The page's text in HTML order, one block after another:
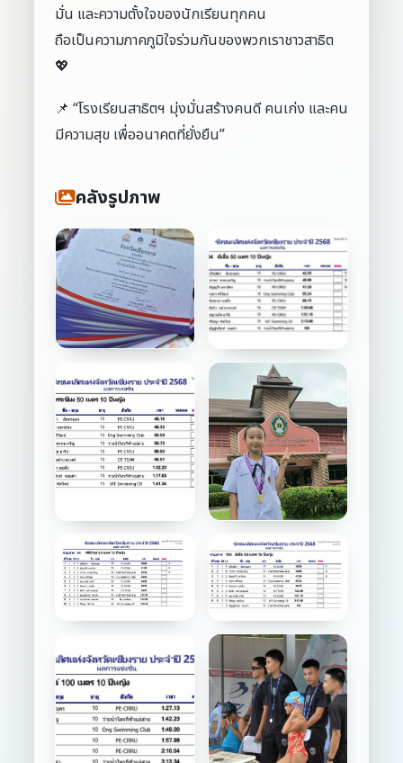
มั่น และความตั้งใจของนักเรียนทุกคน
ถือเป็นความภาคภูมิใจร่วมกันของพวกเราชาวสาธิต
💖
📌 “โรงเรียนสาธิตฯ มุ่งมั่นสร้างคนดี คนเก่ง และคน
มีความสุข เพื่ออนาคตที่ยั่งยืน”
คลังรูปภาพ